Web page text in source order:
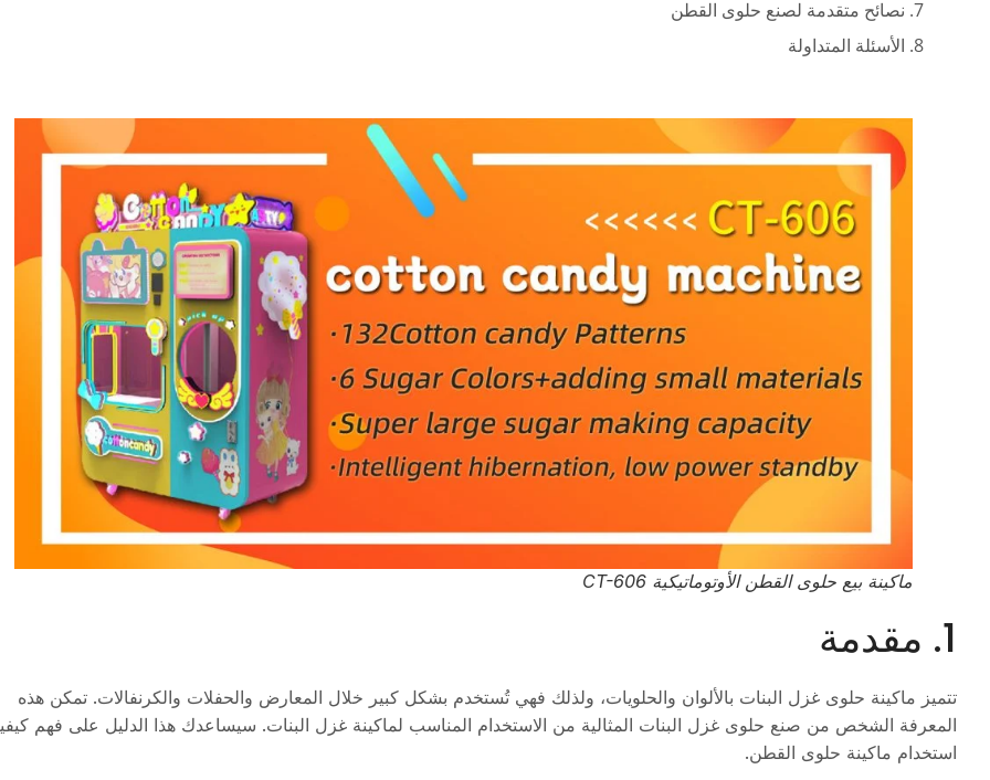
7. نصائح متقدمة لصنع حلوى القطن
8. الأسئلة المتداولة
ماكينة بيع حلوى القطن الأوتوماتيكية CT-606
1. مقدمة
تتميز ماكينة حلوى غزل البنات بالألوان والحلويات، ولذلك فهي تُستخدم بشكل كبير خلال المعارض والحفلات والكرنفالات. تمكن هذه
المعرفة الشخص من صنع حلوى غزل البنات المثالية من الاستخدام المناسب لماكينة غزل البنات. سيساعدك هذا الدليل على فهم
استخدام ماكينة حلوى القطن.